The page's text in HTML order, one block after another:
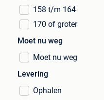
158 t/m 164
170 of groter
Moet nu weg
Moet nu weg
Levering
Ophalen